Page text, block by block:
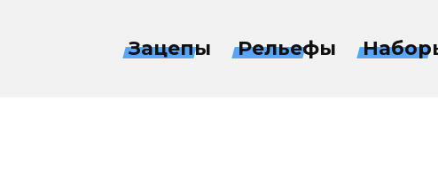
Зацепы Рельефы